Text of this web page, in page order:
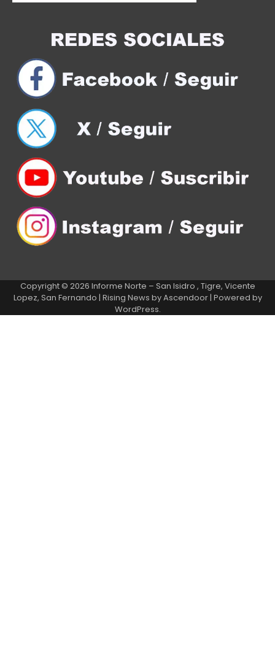
Copyright © 2026 Informe Norte – San Isidro , Tigre, Vicente
Lopez, San Fernando | Rising News byAscendoor| Powered by
WordPress.